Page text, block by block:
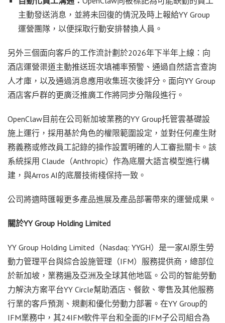
主動發送消息，並將未回復的情況及時上報給YY Group
運營團隊，以便採取行動安排替換人員。
另外三個面向客戶的工作流計劃於2026年下半年上線：向
酒店運營渠道主動推送班次填補率預警、通過自然語言查詢
人才庫，以及通過消息應用收集班次後評分。面向YY Group
酒店客戶群的更廣泛推廣工作將同步分階段進行。
OpenClaw目前在公司新加坡業務的YY Group托管雲基礎設
施上運行，採用基於角色的權限範圍設定，並對任何產生財
務義務或修改員工記錄的操作設置明確的人工審批關卡。該
系統採用 Claude（Anthropic）作為底層大語言模型進行構
建，與Arros AI的底層技術棧保持一致。
公司將適時匯報更多產品進展及產品部署帶來的運營成果。
關於YY Group Holding Limited
YY Group Holding Limited（Nasdaq: YYGH）是一家AI原生勞
動力管理平台與綜合設施管理（IFM）服務提供商，總部位
於新加坡，業務遍及亞洲及全球其他地區。公司的智能勞動
力解決方案平台YY Circle幫助酒店、餐飲、零售及其他服務
行業的客戶預測、規劃和優化勞動力部署。在YY Group的
IFM業務中，其24IFM軟件平台和全面的IFM子公司組合為